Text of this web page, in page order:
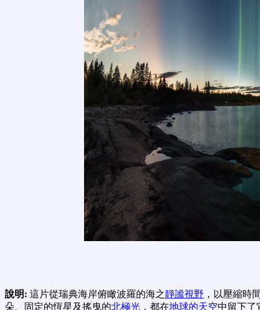
說明: 這片從瑞典海岸俯瞰波羅的海之靜謐視野 ，以壓縮時
朵、固定的恆星及搖曳的北極光 ，都在地球的天空中留下了